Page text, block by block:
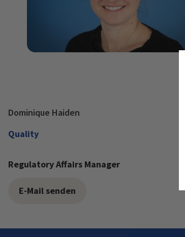
Dominique Haiden
Quality
Regulatory Affairs Manager
E-Mail senden